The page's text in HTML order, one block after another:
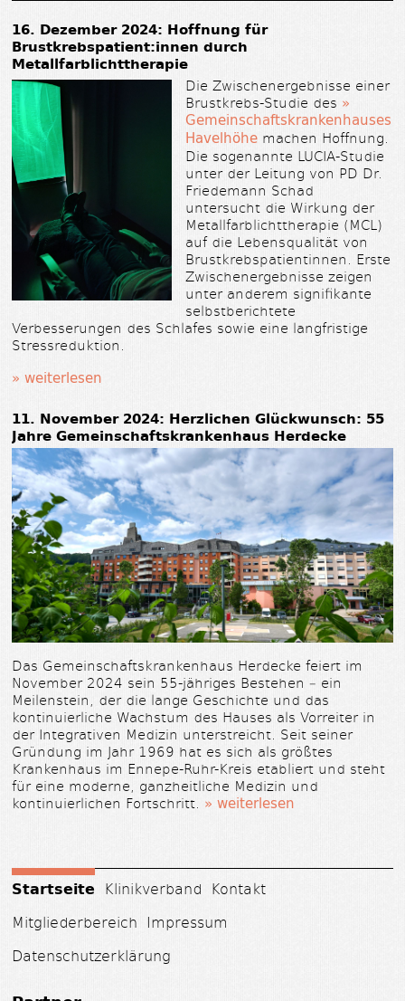
16. Dezember 2024: Hoffnung für
Brustkrebspatient:innen durch
Metallfarblichttherapie
Die Zwischenergebnisse einer
Brustkrebs-Studie des »
Gemeinschaftskrankenhauses
Havelhöhe machen Hoffnung.
Die sogenannte LUCIA-Studie
unter der Leitung von PD Dr.
Friedemann Schad
untersucht die Wirkung der
Metallfarblichttherapie (MCL)
auf die Lebensqualität von
Brustkrebspatientinnen. Erste
Zwischenergebnisse zeigen
unter anderem signifikante
selbstberichtete
Verbesserungen des Schlafes sowie eine langfristige
Stressreduktion.
» weiterlesen
11. November 2024: Herzlichen Glückwunsch: 55
Jahre Gemeinschaftskrankenhaus Herdecke
Das Gemeinschaftskrankenhaus Herdecke feiert im
November 2024 sein 55-jähriges Bestehen – ein
Meilenstein, der die lange Geschichte und das
kontinuierliche Wachstum des Hauses als Vorreiter in
der Integrativen Medizin unterstreicht. Seit seiner
Gründung im Jahr 1969 hat es sich als größtes
Krankenhaus im Ennepe-Ruhr-Kreis etabliert und steht
für eine moderne, ganzheitliche Medizin und
kontinuierlichen Fortschritt. » weiterlesen
Startseite Klinikverband Kontakt
Mitgliederbereich Impressum
Datenschutzerklärung